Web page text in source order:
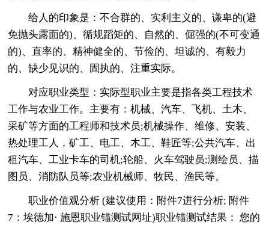
给人的印象是：不合群的、实利主义的、谦卑的(避
免抛头露面的)、循规蹈矩的、自然的、倔强的(不可变通
的)、直率的、精神健全的、节俭的、坦诚的、有毅力
的、缺少见识的、固执的、注重实际。
对应职业类型：实际型职业主要是指各类工程技术
工作与农业工作。主要有：机械、汽车、飞机、土木、
采矿等方面的工程师和技术员;机械操作、维修、安装、
热处理工人，矿工、电工、木工、鞋匠等;公共汽车、出
租汽车、工业卡车的司机;轮船、火车驾驶员;测绘员、描
图员、消防队员等;农业机械师、牧民、渔民等。
职业价值观分析 (建议使用：附件7进行分析; 附件
7：埃德加· 施恩职业锚测试网址)职业锚测试结果： 您的